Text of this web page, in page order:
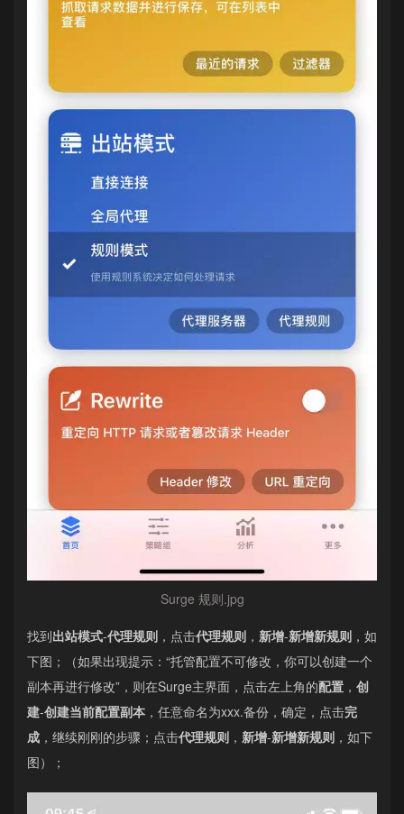
Surge 规则.jpg
找到出站模式-代理规则 ，点击代理规则 ， 新增-新增新规则 ，如
下图；（如果出现提示：“托管配置不可修改，你可以创建一个
副本再进行修改”，则在Surge主界面，点击左上角的配置 ， 创
建-创建当前配置副本 ，任意命名为xxx.备份，确定，点击完
成 ，继续刚刚的步骤；点击代理规则 ， 新增-新增新规则 ，如下
图）；